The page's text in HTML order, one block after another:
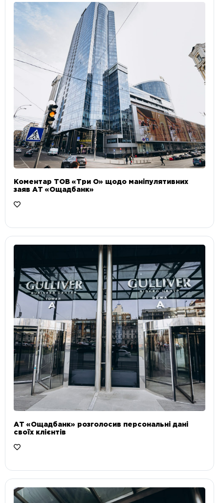
Коментар ТОВ «Три О» щодо маніпулятивних
заяв АТ «Ощадбанк»
АТ «Ощадбанк» розголосив персональні дані
своїх клієнтів